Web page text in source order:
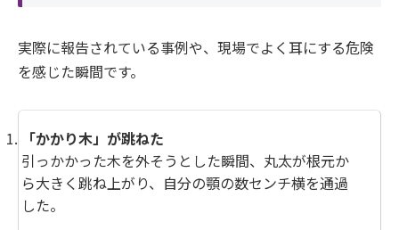
実際に報告されている事例や、現場でよく耳にする危険
を感じた瞬間です。
「かかり木」が跳ねた
引っかかった木を外そうとした瞬間、丸太が根元か
ら大きく跳ね上がり、自分の顎の数センチ横を通過
した。